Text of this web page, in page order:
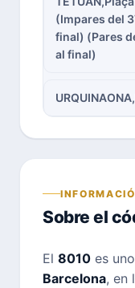
(Impares del
final) (Pares
al final)
Sobre el
El 8010 es
Barcelona, en